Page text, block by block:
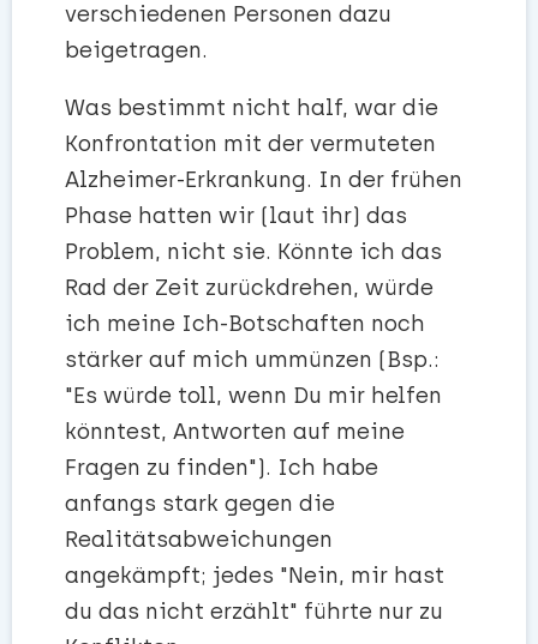
verschiedenen Personen dazu
beigetragen.
Was bestimmt nicht half, war die
Konfrontation mit der vermuteten
Alzheimer-Erkrankung. In der frühen
Phase hatten wir (laut ihr) das
Problem, nicht sie. Könnte ich das
Rad der Zeit zurückdrehen, würde
ich meine Ich-Botschaften noch
stärker auf mich ummünzen (Bsp.:
"Es würde toll, wenn Du mir helfen
könntest, Antworten auf meine
Fragen zu finden"). Ich habe
anfangs stark gegen die
Realitätsabweichungen
angekämpft; jedes "Nein, mir hast
du das nicht erzählt" führte nur zu